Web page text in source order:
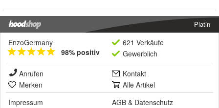
Platin
EnzoGermany
98% positiv
621 Verkäufe
Gewerblich
Anrufen
Kontakt
Merken
Alle Artikel
Impressum
AGB & Datenschutz